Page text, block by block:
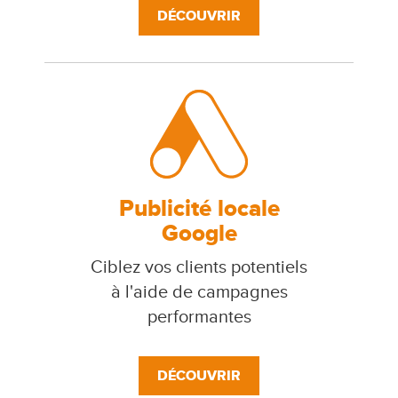
DÉCOUVRIR
Publicité locale
Google
Ciblez vos clients potentiels
à l'aide de campagnes
performantes
DÉCOUVRIR